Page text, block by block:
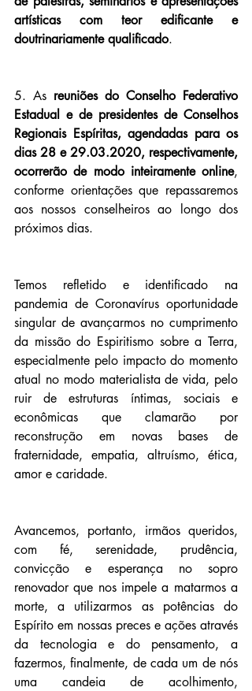
artísticas com teor edificante e
doutrinariamente qualificado.
5. As reuniões do Conselho Federativo
Estadual e de presidentes de Conselhos
Regionais Espíritas, agendadas para os
dias 28 e 29.03.2020, respectivamente,
ocorrerão de modo inteiramente online,
conforme orientações que repassaremos
aos nossos conselheiros ao longo dos
próximos dias.
Temos refletido e identificado na
pandemia de Coronavírus oportunidade
singular de avançarmos no cumprimento
da missão do Espiritismo sobre a Terra,
especialmente pelo impacto do momento
atual no modo materialista de vida, pelo
ruir de estruturas íntimas, sociais e
econômicas que clamarão por
reconstrução em novas bases de
fraternidade, empatia, altruísmo, ética,
amor e caridade.
Avancemos, portanto, irmãos queridos,
com fé, serenidade, prudência,
convicção e esperança no sopro
renovador que nos impele a matarmos a
morte, a utilizarmos as potências do
Espírito em nossas preces e ações através
da tecnologia e do pensamento, a
fazermos, finalmente, de cada um de nós
uma candeia de acolhimento,